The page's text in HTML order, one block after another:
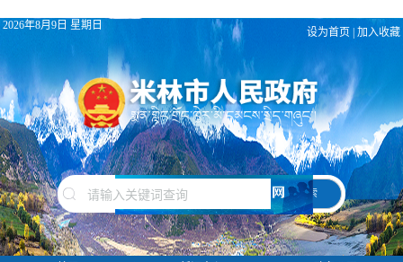
2026年8月9日 星期日
设为首页 加入收藏
搜 索